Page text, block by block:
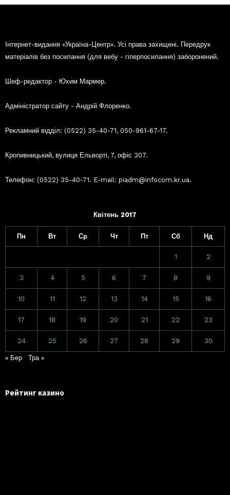
Інтернет-видання «Україна-Центр». Усі права захищені. Передрук
матеріалів без посилання (для вебу - гіперпосилання) заборонений.
Шеф-редактор - Юхим Мармер.
Адміністратор сайту - Андрій Флоренко.
Рекламний відділ: (0522) 35-40-71, 050-961-67-17.
Кропивницький, вулиця Ельворті, 7, офіс 307.
Телефон: (0522) 35-40-71. E-mail: piadm@infocom.kr.ua.
Квітень 2017
Пн Вт Ср Чт Пт Сб Нд
1 2
3 4 5 6 7 8 9
10 11 12 13 14 15 16
17 18 19 20 21 22 23
24 25 26 27 28 29 30
« Бер Тра »
Рейтинг казино